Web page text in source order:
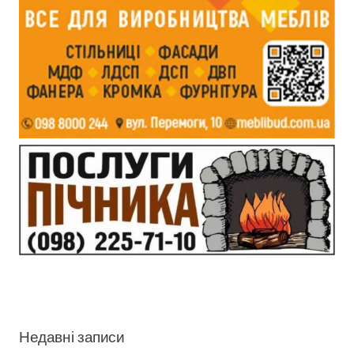
Недавні записи